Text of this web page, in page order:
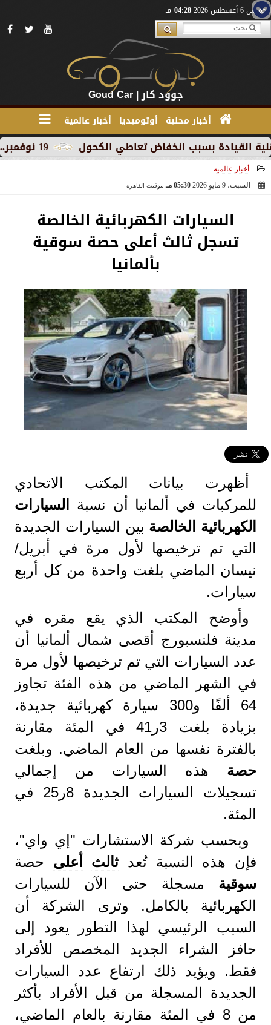
الخميس 6 أغسطس 2026 04:28 مـ
جوود كار | Goud Car
أخبار محلية أوتوميديا أخبار عالمية
19 نوفمبر.. إنطلاق 《أوتو إكس》 أكبر معرض لموزعين السيارات المعتمدين في مصر بسبب انخفاض تعاطي الكحول
أخبار عالمية
السبت، 9 مايو 2026
05:30 مـ بتوقيت القاهرة
السيارات الكهربائية الخالصة
تسجل ثالث أعلى حصة سوقية
بألمانيا
أظهرت بيانات المكتب الاتحادي
للمركبات في ألمانيا أن نسبة
السيارات
الكهربائية
الخالصة بين السيارات الجديدة
التي تم ترخيصها لأول مرة في أبريل/
نيسان الماضي بلغت واحدة من كل أربع
سيارات.
وأوضح المكتب الذي يقع مقره في
مدينة فلنسبورج أقصى شمال ألمانيا أن
عدد السيارات التي تم ترخيصها لأول مرة
في الشهر الماضي من هذه الفئة تجاوز
64 ألفًا و300 سيارة كهربائية جديدة،
بزيادة بلغت 3ر41 في المئة مقارنة
بالفترة نفسها من العام الماضي. وبلغت
حصة هذه السيارات من إجمالي
تسجيلات السيارات الجديدة 8ر25 في
المئة.
وبحسب شركة الاستشارات "إي واي"،
فإن هذه النسبة تُعد ثالث أعلى حصة
سوقية مسجلة حتى الآن للسيارات
الكهربائية بالكامل. وترى الشركة أن
السبب الرئيسي لهذا التطور يعود إلى
حافز الشراء الجديد المخصص للأفراد
فقط. ويؤيد ذلك ارتفاع عدد السيارات
الجديدة المسجلة من قبل الأفراد بأكثر
من 8 في المئة مقارنة بالعام الماضي،